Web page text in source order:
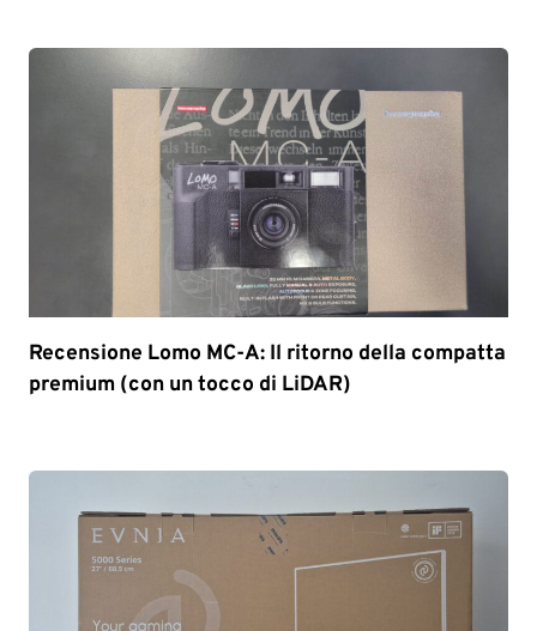
Recensione Lomo MC-A: Il ritorno della compatta
premium (con un tocco di LiDAR)